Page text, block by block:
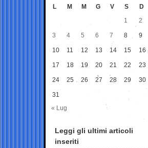
L M M G V S
D
1
2
3 4 5 6 7 8 9
10 11 12 13 14 15 16
17 18 19 20 21 22 23
24 25 26 27 28 29 30
31
« Lug
Leggi gli ultimi articoli
inseriti